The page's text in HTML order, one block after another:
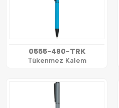
0555-480-TRK
Tükenmez Kalem